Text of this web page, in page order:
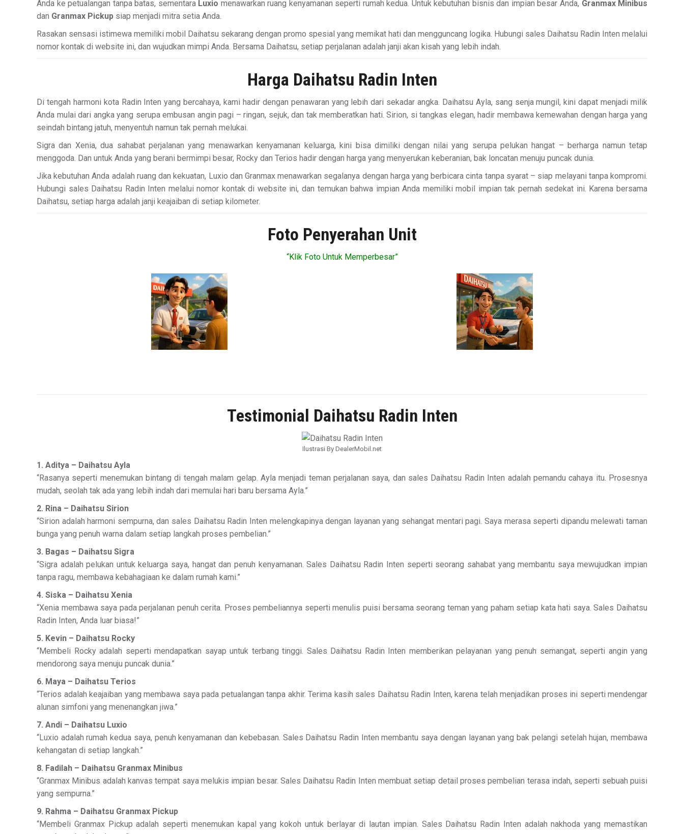
Anda ke petualangan tanpa batas, sementara Luxio menawarkan ruang kenyamanan seperti rumah kedua. Untuk kebutuhan bisnis dan impian besar Anda, Granmax Minibus
dan Granmax Pickup siap menjadi mitra setia Anda.
Rasakan sensasi istimewa memiliki mobil Daihatsu sekarang dengan promo spesial yang memikat hati dan mengguncang logika. Hubungi sales Daihatsu Radin Inten melalui
nomor kontak di website ini, dan wujudkan mimpi Anda. Bersama Daihatsu, setiap perjalanan adalah janji akan kisah yang lebih indah.
Harga Daihatsu Radin Inten
Di tengah harmoni kota Radin Inten yang bercahaya, kami hadir dengan penawaran yang lebih dari sekadar angka. Daihatsu Ayla, sang senja mungil, kini dapat menjadi milik
Anda mulai dari angka yang serupa embusan angin pagi – ringan, sejuk, dan tak memberatkan hati. Sirion, si tangkas elegan, hadir membawa kemewahan dengan harga yang
seindah bintang jatuh, menyentuh namun tak pernah melukai.
Sigra dan Xenia, dua sahabat perjalanan yang menawarkan kenyamanan keluarga, kini bisa dimiliki dengan nilai yang serupa pelukan hangat – berharga namun tetap
menggoda. Dan untuk Anda yang berani bermimpi besar, Rocky dan Terios hadir dengan harga yang menyerukan keberanian, bak loncatan menuju puncak dunia.
Jika kebutuhan Anda adalah ruang dan kekuatan, Luxio dan Granmax menawarkan segalanya dengan harga yang berbicara cinta tanpa syarat – siap melayani tanpa kompromi.
Hubungi sales Daihatsu Radin Inten melalui nomor kontak di website ini, dan temukan bahwa impian Anda memiliki mobil impian tak pernah sedekat ini. Karena bersama
Daihatsu, setiap harga adalah janji keajaiban di setiap kilometer.
Foto Penyerahan Unit
“Klik Foto Untuk Memperbesar”
Testimonial Daihatsu Radin Inten
Ilustrasi By DealerMobil.net
1. Aditya – Daihatsu Ayla
“Rasanya seperti menemukan bintang di tengah malam gelap. Ayla menjadi teman perjalanan saya, dan sales Daihatsu Radin Inten adalah pemandu cahaya itu. Prosesnya
mudah, seolah tak ada yang lebih indah dari memulai hari baru bersama Ayla.”
2. Rina – Daihatsu Sirion
“Sirion adalah harmoni sempurna, dan sales Daihatsu Radin Inten melengkapinya dengan layanan yang sehangat mentari pagi. Saya merasa seperti dipandu melewati taman
bunga yang penuh warna dalam setiap langkah proses pembelian.”
3. Bagas – Daihatsu Sigra
“Sigra adalah pelukan untuk keluarga saya, hangat dan penuh kenyamanan. Sales Daihatsu Radin Inten seperti seorang sahabat yang membantu saya mewujudkan impian
tanpa ragu, membawa kebahagiaan ke dalam rumah kami.”
4. Siska – Daihatsu Xenia
“Xenia membawa saya pada perjalanan penuh cerita. Proses pembeliannya seperti menulis puisi bersama seorang teman yang paham setiap kata hati saya. Sales Daihatsu
Radin Inten, Anda luar biasa!”
5. Kevin – Daihatsu Rocky
“Membeli Rocky adalah seperti mendapatkan sayap untuk terbang tinggi. Sales Daihatsu Radin Inten memberikan pelayanan yang penuh semangat, seperti angin yang
mendorong saya menuju puncak dunia.”
6. Maya – Daihatsu Terios
“Terios adalah keajaiban yang membawa saya pada petualangan tanpa akhir. Terima kasih sales Daihatsu Radin Inten, karena telah menjadikan proses ini seperti mendengar
alunan simfoni yang menenangkan jiwa.”
7. Andi – Daihatsu Luxio
“Luxio adalah rumah kedua saya, penuh kenyamanan dan kebebasan. Sales Daihatsu Radin Inten membantu saya dengan layanan yang bak pelangi setelah hujan, membawa
kehangatan di setiap langkah.”
8. Fadilah – Daihatsu Granmax Minibus
“Granmax Minibus adalah kanvas tempat saya melukis impian besar. Sales Daihatsu Radin Inten membuat setiap detail proses pembelian terasa indah, seperti sebuah puisi
yang sempurna.”
9. Rahma – Daihatsu Granmax Pickup
“Membeli Granmax Pickup adalah seperti menemukan kapal yang kokoh untuk berlayar di lautan impian. Sales Daihatsu Radin Inten adalah nakhoda yang memastikan